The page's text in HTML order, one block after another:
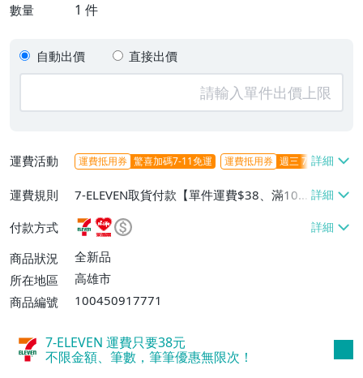
數量 1 件
自動出價 直接出價
運費活動 運費抵用券 驚喜加碼7-11免運 運費抵用券 週三 7-11取貨不
運費規則
7-ELEVEN取貨付款【單件運費$38、滿100
件或消費滿$1000000免運費】、7-ELEVEN
取貨不付款【單件運費$38】、萊爾富取貨
付款【單件運費$60、滿50件或消費滿$30
0000免運費】、郵局掛號【單件運費$50、
付款方式
商品狀況
全新品
所在地區
高雄市
商品編號
100450917771
7-ELEVEN 運費只要38元
不限金額、筆數，筆筆優惠無限次！